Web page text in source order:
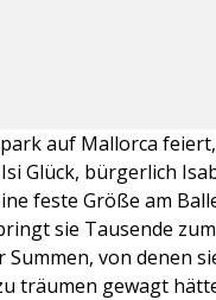
auf Mallorca
Glück, bürgerlich
feste Größe am
sie Tausende
Summen, von denen
träumen gewagt